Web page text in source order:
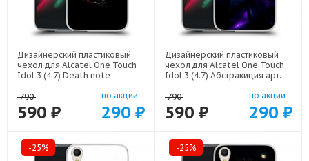
Дизайнерский пластиковый
чехол для Alcatel One Touch
Idol 3 (4.7) Death note
790
590 ₽
по акции
290 ₽
Дизайнерский пластиковый
чехол для Alcatel One Touch
Idol 3 (4.7) Абстракиция арт:
790
590 ₽
по акции
290 ₽
-25% -25%